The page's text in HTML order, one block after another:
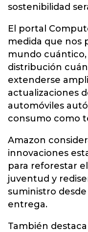
sostenibilidad
El portal
medida que nos
mundo
distribución
extenderse
actualizaciones
automóviles
consumo como
Amazon
innovaciones
para reforestar
juventud y
suministro
entrega.
También